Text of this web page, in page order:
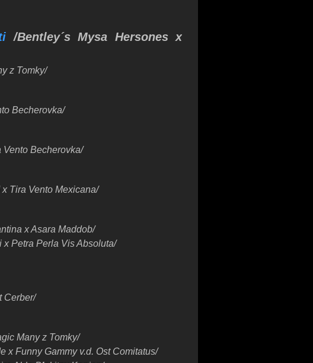
/Bentley´s Mysa Hersones x
z Tomky/
Becherovka/
Vento Becherovka/
Tira Vento Mexicana/
x Asara Maddob/
x Petra Perla Vis Absoluta/
Cerber/
Many z Tomky/
x Funny Gammy v.d. Ost Comitatus/